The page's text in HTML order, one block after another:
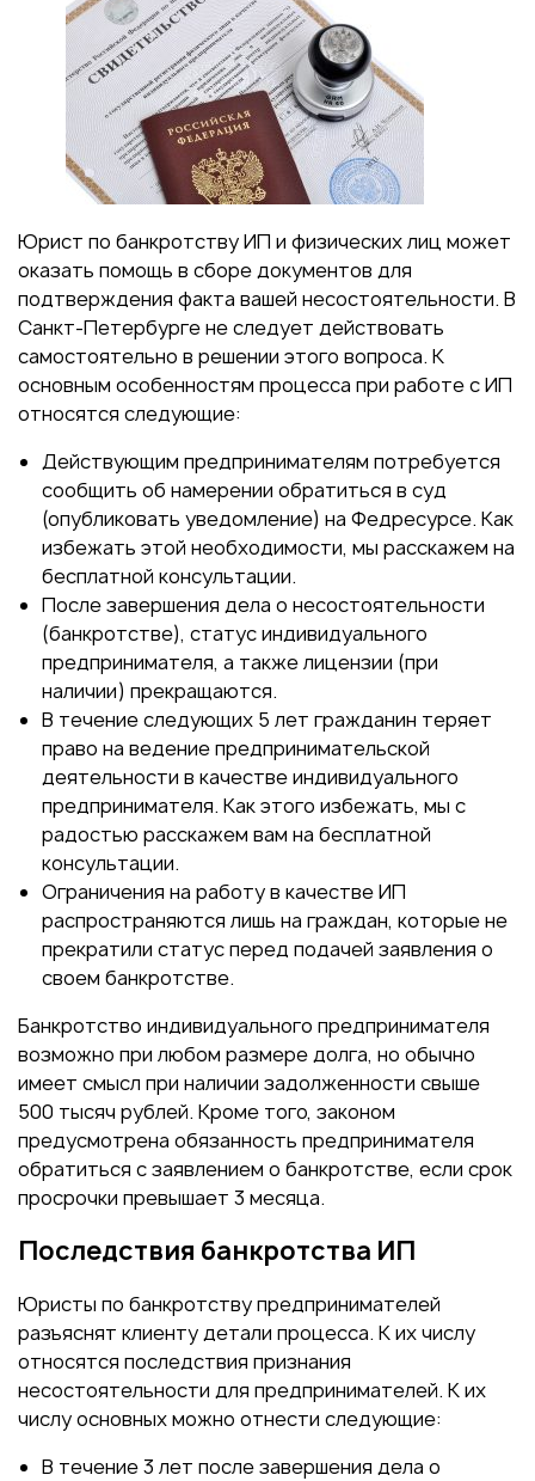
Юрист по банкротству ИП и физических лиц может
оказать помощь в сборе документов для
подтверждения факта вашей несостоятельности. В
Санкт-Петербурге не следует действовать
самостоятельно в решении этого вопроса. К
основным особенностям процесса при работе с ИП
относятся следующие:
Действующим предпринимателям потребуется
сообщить об намерении обратиться в суд
(опубликовать уведомление) на Федресурсе. Как
избежать этой необходимости, мы расскажем на
бесплатной консультации.
После завершения дела о несостоятельности
(банкротстве), статус индивидуального
предпринимателя, а также лицензии (при
наличии) прекращаются.
В течение следующих 5 лет гражданин теряет
право на ведение предпринимательской
деятельности в качестве индивидуального
предпринимателя. Как этого избежать, мы с
радостью расскажем вам на бесплатной
консультации.
Ограничения на работу в качестве ИП
распространяются лишь на граждан, которые не
прекратили статус перед подачей заявления о
своем банкротстве.
Банкротство индивидуального предпринимателя
возможно при любом размере долга, но обычно
имеет смысл при наличии задолженности свыше
500 тысяч рублей. Кроме того, законом
предусмотрена обязанность предпринимателя
обратиться с заявлением о банкротстве, если срок
просрочки превышает 3 месяца.
Последствия банкротства ИП
Юристы по банкротству предпринимателей
разъяснят клиенту детали процесса. К их числу
относятся последствия признания
несостоятельности для предпринимателей. К их
числу основных можно отнести следующие:
В течение 3 лет после завершения дела о